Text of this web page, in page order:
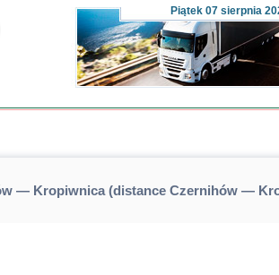
Piątek07 sierpnia
— Kropiwnica (distance Czernihów —